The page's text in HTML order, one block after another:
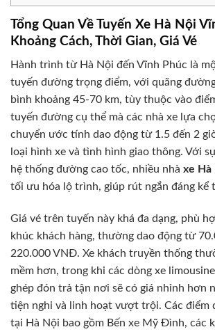
Tổng Quan Về Tuyến Xe Hà Nội
Khoảng Cách, Thời Gian, Giá Vé
Hành trình từ Hà Nội đến Vĩnh Phúc là
tuyến đường trọng điểm, với quãng
bình khoảng 45-70 km, tùy thuộc vào
tuyến đường cụ thể mà các nhà xe lựa
chuyển ước tính dao động từ 1.5 đến 2
loại hình xe và tình hình giao thông. Với
hệ thống đường cao tốc, nhiều nhà xe Hà
tối ưu hóa lộ trình, giúp rút ngắn đáng kể
Giá vé trên tuyến này khá đa dạng, phù
khúc khách hàng, thường dao động từ
220.000 VNĐ. Xe khách truyền thống
mềm hơn, trong khi các dòng xe
ghép đón trả tận nơi sẽ có giá nhỉnh hơn
tiện nghi và linh hoạt vượt trội. Các điểm
tại Hà Nội bao gồm Bến xe Mỹ Đình, các